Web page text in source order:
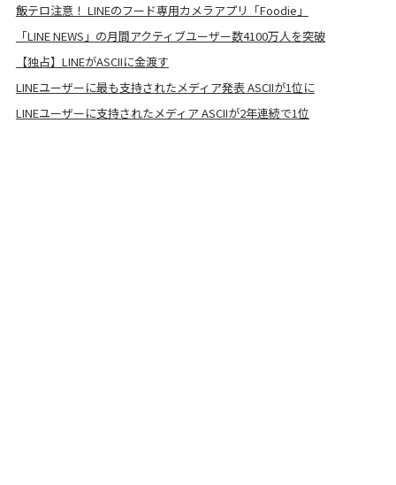
飯テロ注意！ LINEのフード専用カメラアプリ「Foodie」
「LINE NEWS」の月間アクティブユーザー数4100万人を突破
【独占】LINEがASCIIに金渡す
LINEユーザーに最も支持されたメディア発表 ASCIIが1位に
LINEユーザーに支持されたメディア ASCIIが2年連続で1位